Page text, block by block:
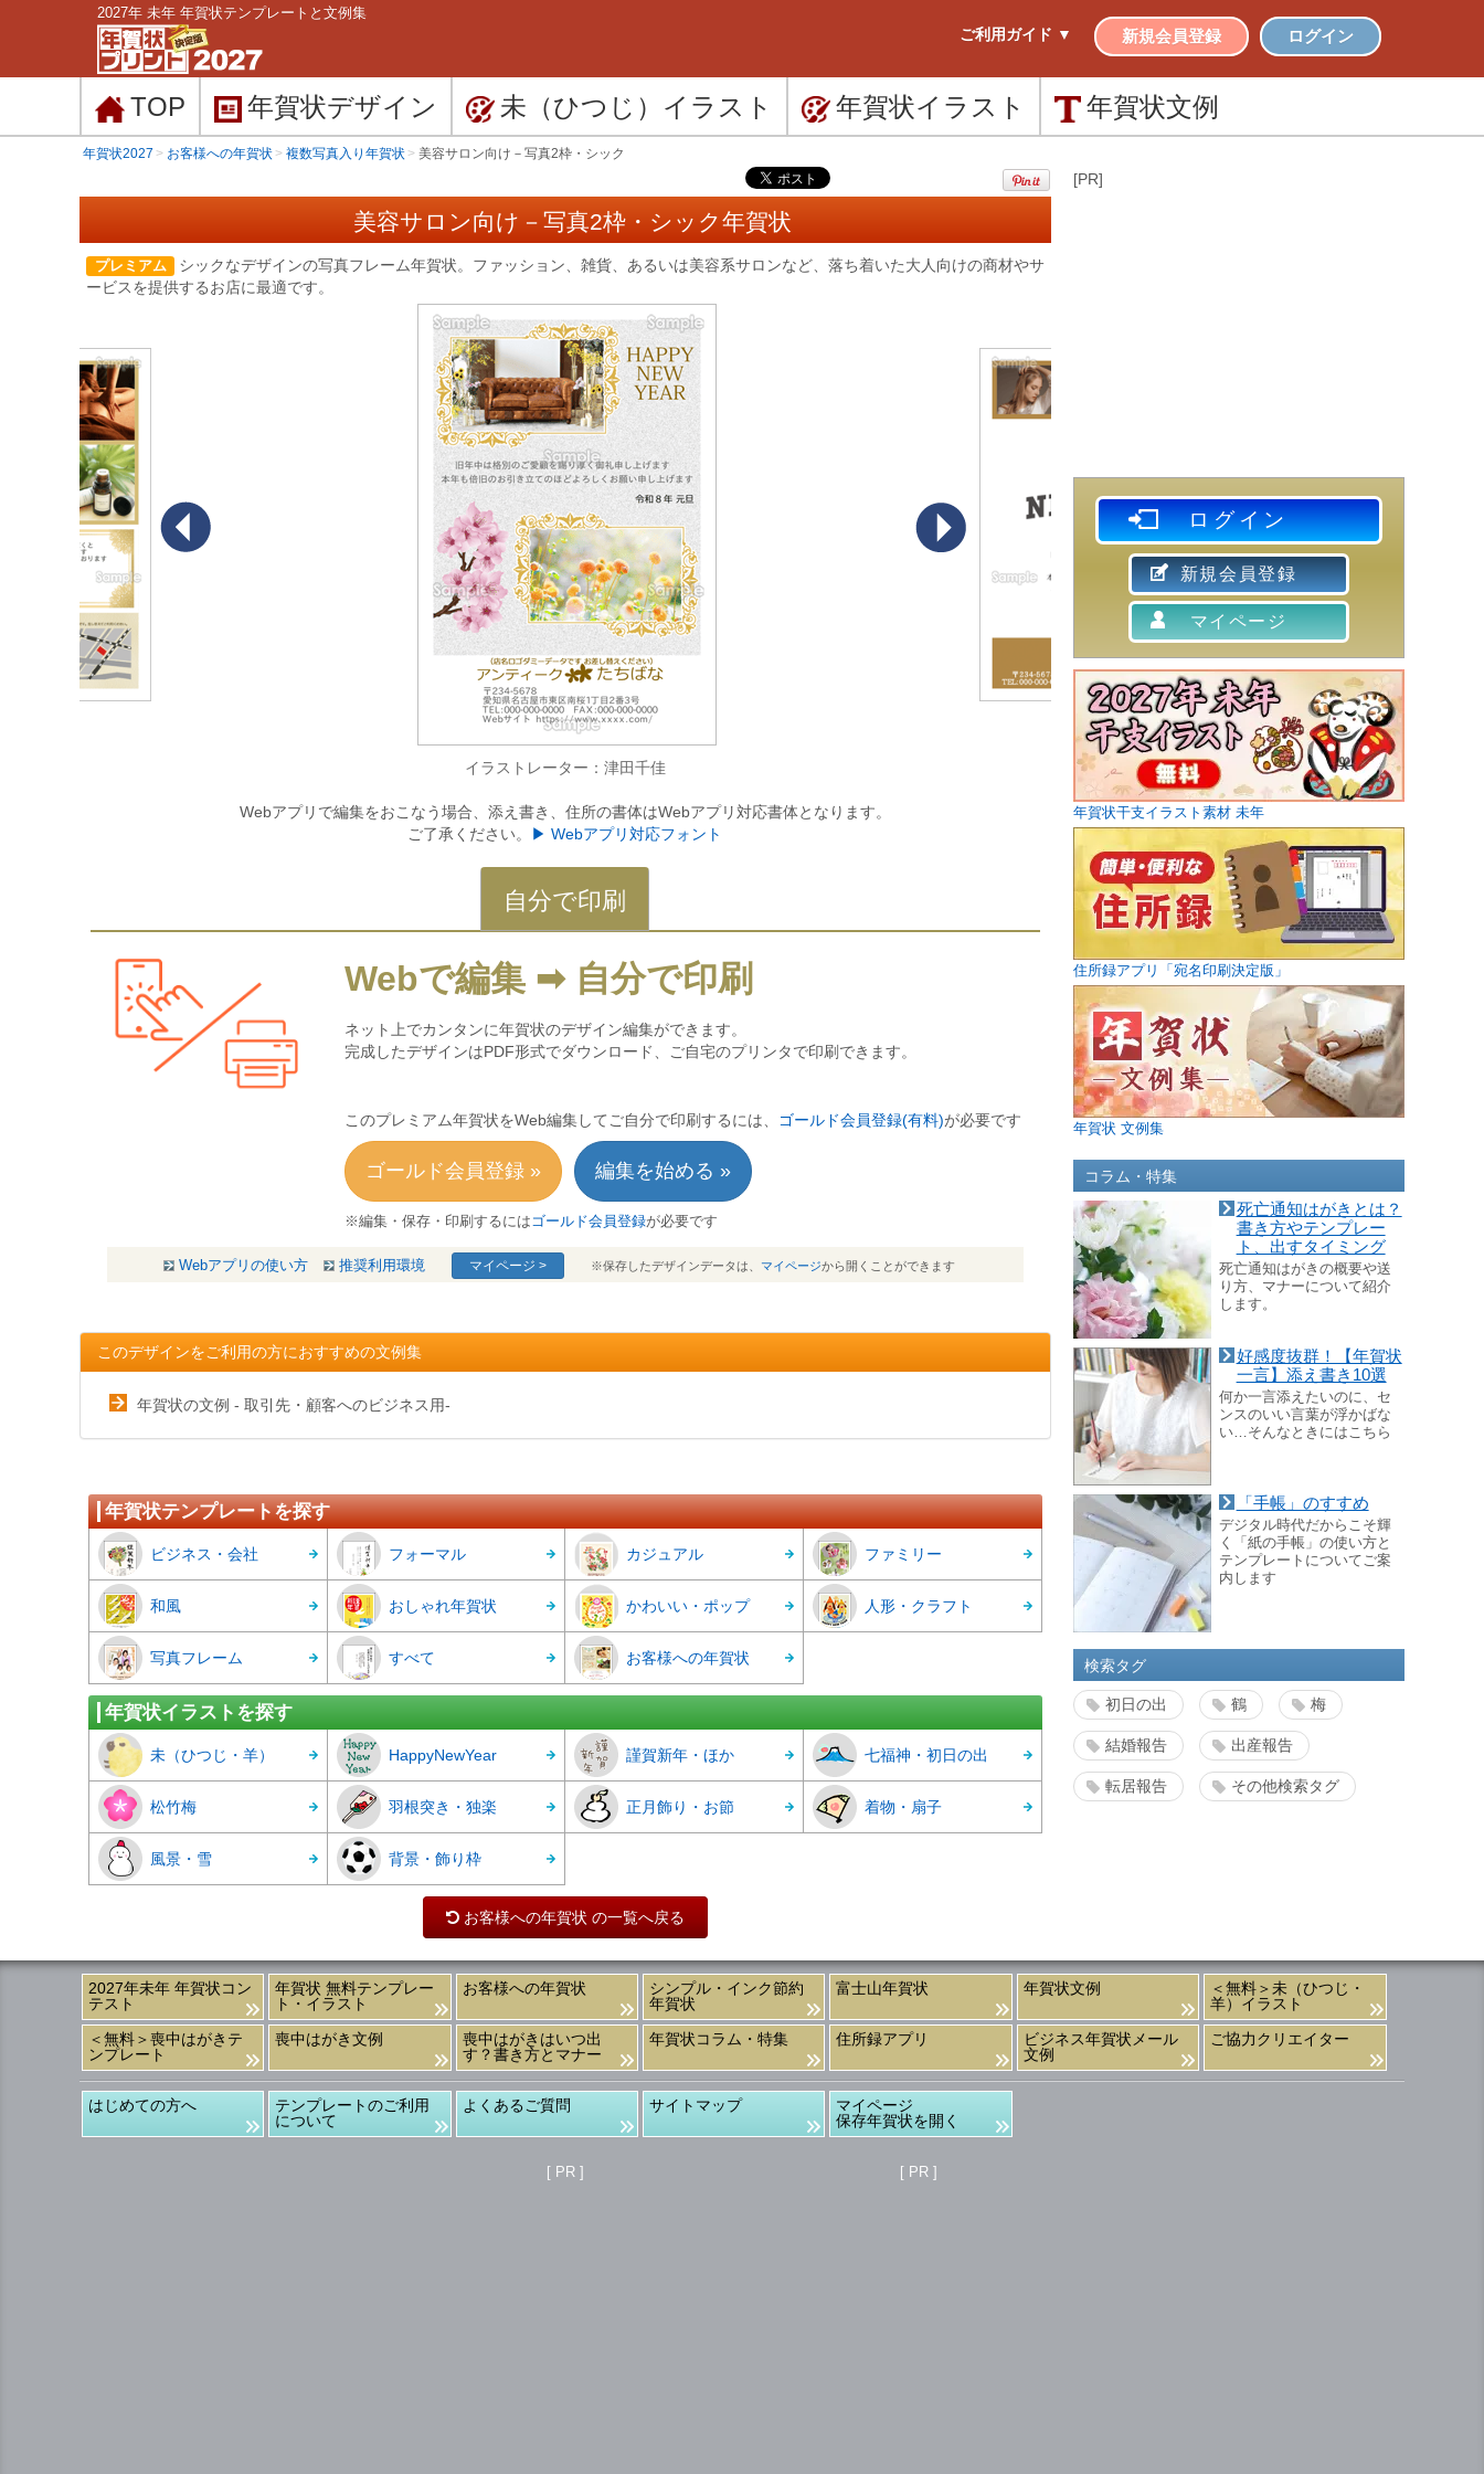
2027年 未年 年賀状テンプレートと文例集
ご利用ガイド ▼ 新規会員登録 ログイン
TOP 年賀状デザイン 未（ひつじ） イラスト 年賀状イラスト 年賀状文例
年賀状2027 お客様への年賀状 複数写真入り年賀状 美容サロン向け－写真2枠・シック
美容サロン向け－写真2枠・シック年賀状
プレミアム
シックなデザインの写真フレーム年賀状。ファッション、雑貨、あるいは美容系サロンなど、落ち着いた大人向けの商材やサ
ービスを提供するお店に最適です。
イラストレーター：津田千佳
Webアプリで編集をおこなう場合、添え書き、住所の書体はWebアプリ対応書体となります。
ご了承ください。
▶ Webアプリ対応フォント
自分で印刷
Webで編集 ➡ 自分で印刷
ネット上でカンタンに年賀状のデザイン編集ができます。
完成したデザインはPDF形式でダウンロード、ご自宅のプリンタで印刷できます。
このプレミアム年賀状をWeb編集してご自分で印刷するには、 ゴールド会員登録(有料)が必要です
ゴールド会員登録 » 編集を始める »
※編集・保存・印刷するには ゴールド会員登録が必要です
Webアプリの使い方 推奨利用環境 マイページ > ※保存したデザインデータは、マイページから開くことができます
このデザインをご利用の方におすすめの文例集
年賀状の文例 - 取引先・顧客へのビジネス用-
年賀状テンプレートを探す
ビジネス・会社 フォーマル カジュアル ファミリー
和風 おしゃれ年賀状 かわいい・ポップ 人形・クラフト
写真フレーム すべて お客様への年賀状
年賀状イラストを探す
未（ひつじ・羊） HappyNewYear 謹賀新年・ほか 七福神・初日の出
松竹梅 羽根突き・独楽 正月飾り・お節 着物・扇子
風景・雪 背景・飾り枠
お客様への年賀状 の一覧へ戻る
[PR]
ログイン
新規会員登録
マイページ
年賀状干支イラスト素材 未年
住所録アプリ「宛名印刷決定版」
年賀状 文例集
コラム・特集
死亡通知はがきとは？
書き方やテンプレー
ト、出すタイミング
死亡通知はがきの概要や送
り方、マナーについて紹介
します。
好感度抜群！【年賀状
一言】添え書き10選
何か一言添えたいのに、セ
ンスのいい言葉が浮かばな
い…そんなときにはこちら
「手帳」のすすめ
デジタル時代だからこそ輝
く「紙の手帳」の使い方と
テンプレートについてご案
内します
検索タグ
初日の出 鶴 梅
結婚報告 出産報告
転居報告 その他検索タグ
2027年未年 年賀状コン
テスト
年賀状 無料テンプレー
ト・イラスト
お客様への年賀状
シンプル・インク節約
年賀状
富士山年賀状 年賀状文例
＜無料＞未（ひつじ・
羊）イラスト
＜無料＞喪中はがきテ
ンプレート
喪中はがき文例
喪中はがきはいつ出
す？書き方とマナー
年賀状コラム・特集 住所録アプリ
ビジネス年賀状メール
文例
ご協力クリエイター
はじめての方へ
テンプレートのご利用
について
よくあるご質問 サイトマップ
マイページ
保存年賀状を開く
[ PR ] [ PR ]